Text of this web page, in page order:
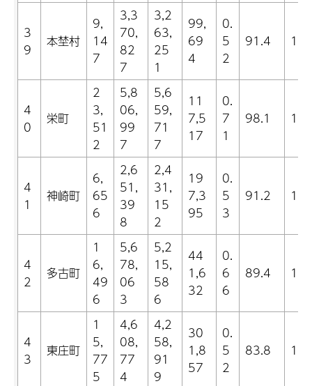
3
9
本埜村
9,
14
7
3,3
70,
82
7
3,2
63,
25
1
99,
69
4
0.
5
2
91.4
4
0
栄町
2
3,
51
2
5,8
06,
99
7
5,6
59,
71
7
11
7,5
17
0.
7
1
98.1
4
1
神崎町
6,
65
6
2,6
51,
39
8
2,4
31,
15
2
19
7,3
95
0.
5
3
91.2
4
2
多古町
1
6,
49
6
5,6
78,
06
3
5,2
15,
58
6
44
1,6
32
0.
6
6
89.4
4
3
東庄町
1
5,
77
5
4,6
08,
77
4
4,2
58,
91
9
30
1,8
57
0.
5
2
83.8